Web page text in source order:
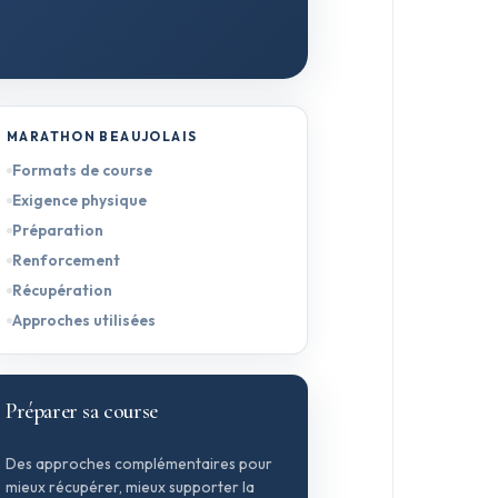
MARATHON BEAUJOLAIS
Formats de course
Exigence physique
Préparation
Renforcement
Récupération
Approches utilisées
Préparer sa course
Des approches complémentaires pour
mieux récupérer, mieux supporter la